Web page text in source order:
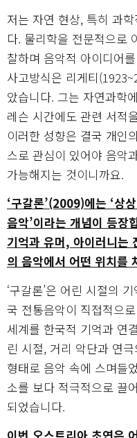
저는 자연 현상, 특히 과
다. 물리학을 전문적으로
찰하며 음악적 아이디어
사고방식은 리게티
았습니다. 그는 자연과학
레슨 시간에도 관련 서적
이러한 성향은 결국 개인
스로 관심이 있어야 음악
가능해지는 것이니까요.
‘구갈론’(2009)에는 ‘상
음악’이라는 개념이 등장
기억과 유머, 아이러니는
의 음악에서 어떤 위치를
‘구갈론’은 어린 시절의
국 전통음악이 직접적으
세계를 한국적 기억과 연
린 시절, 거리 악단과 연
형태로 음악 속에 스며들
소를 보다 적극적으로 끌
되었습니다.